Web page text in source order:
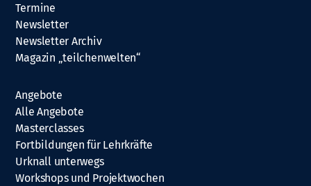
Termine
Newsletter
Newsletter Archiv
Magazin „teilchenwelten“
Angebote
Alle Angebote
Masterclasses
Fortbildungen für Lehrkräfte
Urknall unterwegs
Workshops und Projektwochen